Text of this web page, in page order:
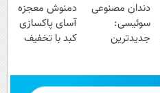
دندان مصنوعی
سوئیسی:
جدیدترین
پرداخت قسطی
دمنوش معجزه
آسای پاکسازی
کبد با تخفیف